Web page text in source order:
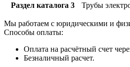
Раздел каталога 3
Трубы
Мы работаем с юридическими и
Способы оплаты:
Оплата на расчётный счет
Безналичный расчет.